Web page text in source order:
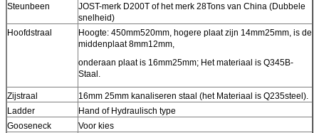
Steunbeen
JOST-merk D200T of het merk 28Tons van China (Dubbele
snelheid)
Hoofdstraal
Hoogte: 450mm520mm, hogere plaat zijn 14mm25mm, is de
middenplaat 8mm12mm,
onderaan plaat is 16mm25mm; Het materiaal is Q345B-
Staal.
Zijstraal
16mm 25mm kanaliseren staal (het Materiaal is Q235steel).
Ladder
Hand of Hydraulisch type
Gooseneck
Voor kies